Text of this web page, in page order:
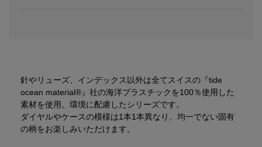
針やリューズ、インデックス以外は全てスイスの『tide
ocean material®』社の海洋プラスチックを100％使用した
素材を使用。環境に配慮したシリーズです。
ダイヤルやケースの模様は1本1本異なり、均一でない固有
の柄をお楽しみいただけます。